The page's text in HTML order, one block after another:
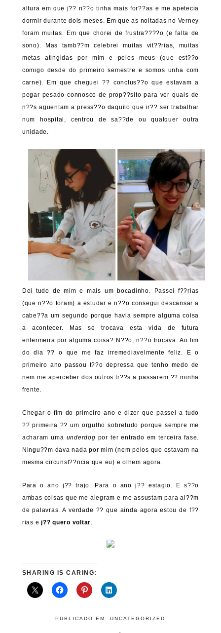
altura em que j?? n??o tinha mais for??as e me apetecia
dormir durante dois meses. Em que as noitadas no Verney
foram muitas. Em que chorei de frustra????o (e falta de
sono). Mas tamb??m celebrei muitas vit??rias, muitas
metas atingidas por mim e pelos meus (que est??o
comigo desde do primeiro semestre e somos unha com
carne). Em que cheguei ?? conclus??o que estavam a
pegar pesado connosco de prop??sito para ver quais de
n??s aguentam a press??o daquilo que ir?? ser trabalhar
num hospital, centrou de sa??de ou qualquer outra
unidade.
Dei tudo de mim e mais um bocadinho. Passei f??rias
(que n??o foram) a estudar e n??o consegui descansar a
cabe??a um segundo porque havia sempre alguma coisa
a acontecer. Mas se trocava esta vida de futura
enfermeira por alguma coisa? N??o, n??o trocava. Ao fim
do dia ?? o que me faz irremediavelmente feliz. E o
primeiro ano passou t??o depressa que tenho medo de
nem me aperceber dos outros tr??s a passarem ?? minha
frente.
Chegar o fim do primeiro ano e dizer que passei a tudo
?? primeira ?? um orgulho sobretudo porque sempre me
acharam uma underdog por ter entrado em terceira fase.
Ningu??m dava nada por mim (nem pelos que estavam na
mesma circunst??ncia que eu) e olhem agora.
Para o ano j?? trajo. Para o ano j?? estagio. E s??o
ambas coisas que me alegram e me assustam para al??m
de palavras. A verdade ?? que ainda agora estou de f??
rias ej?? quero voltar.
SHARING IS CARING:
PUBLICADO EM:UNCATEGORIZED